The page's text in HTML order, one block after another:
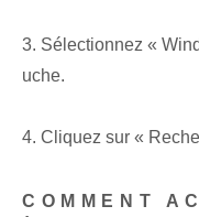
3. Sélectionnez «
uche.
4. Cliquez sur «
COMMENT